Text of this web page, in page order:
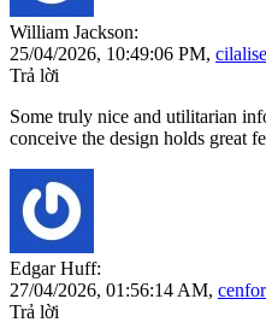
William Jackson:
25/04/2026, 10:49:06 PM,
Trả lời
Some truly nice and utilitarian
conceive the design holds great
Edgar Huff:
27/04/2026, 01:56:14 AM,
Trả lời